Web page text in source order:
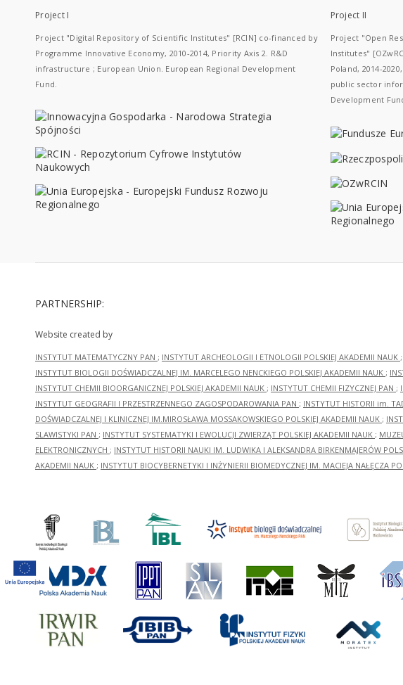
Project I
Project "Digital Repository of Scientific Institutes" [RCIN] co-financed by
Programme Innovative Economy, 2010-2014, Priority Axis 2. R&D
infrastructure ; European Union. European Regional Development
Fund.
Project II
Project "Open
Institutes"
Poland, 2014-
public sector
Development
PARTNERSHIP:
Website created by
INSTYTUT MATEMATYCZNY PAN ; INSTYTUT ARCHEOLOGII I ETNOLOGII POLSKIEJ AKADEMII NAUK ;
INSTYTUT BIOLOGII DOŚWIADCZALNEJ IM. MARCELEGO NENCKIEGO POLSKIEJ AKADEMII NAUK ;
INSTYTUT CHEMII BIOORGANICZNEJ POLSKIEJ AKADEMII NAUK ; INSTYTUT CHEMII FIZYCZNEJ PAN ;
INSTYTUT GEOGRAFII I PRZESTRZENNEGO ZAGOSPODAROWANIA PAN ; INSTYTUT HISTORII im.
DOŚWIADCZALNEJ I KLINICZNEJ IM.MIROSŁAWA MOSSAKOWSKIEGO POLSKIEJ AKADEMII NAUK ;
SLAWISTYKI PAN ; INSTYTUT SYSTEMATYKI I EWOLUCJI ZWIERZĄT POLSKIEJ AKADEMII NAUK ;
ELEKTRONICZNYCH ; INSTYTUT HISTORII NAUKI IM. LUDWIKA I ALEKSANDRA BIRKENMAJERÓW
AKADEMII NAUK ; INSTYTUT BIOCYBERNETYKI I INŻYNIERII BIOMEDYCZNEJ IM. MACIEJA NAŁĘCZA